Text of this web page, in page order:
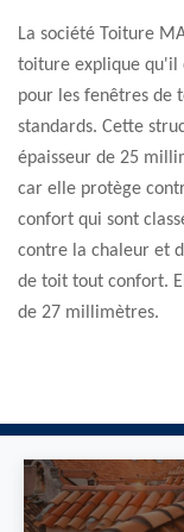
La société Toiture
toiture explique qu'il
pour les fenêtres de
standards. Cette
épaisseur de 25
car elle protège
confort qui sont
contre la chaleur et
de toit tout confort.
de 27 millimètres.